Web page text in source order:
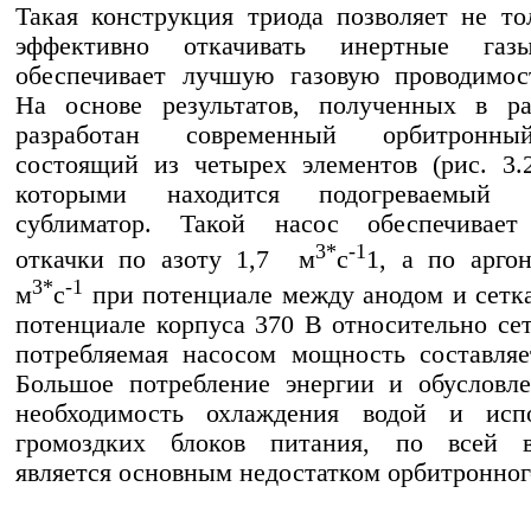
Такая конструкция триода позволяет не
эффективно откачивать инертные
обеспечивает лучшую газовую
На основе результатов, полученных в
разработан современный
состоящий из четырех элементов (рис.
которыми находится подогреваемый
сублиматор. Такой насос
откачки по азоту 1,7 м3*с-1 1, а по
м3*с-1 при потенциале между анодом и
потенциале корпуса 370 В относительно
потребляемая насосом мощность
Большое потребление энергии и
необходимость охлаждения водой и
громоздких блоков питания, по всей
является основным недостатком